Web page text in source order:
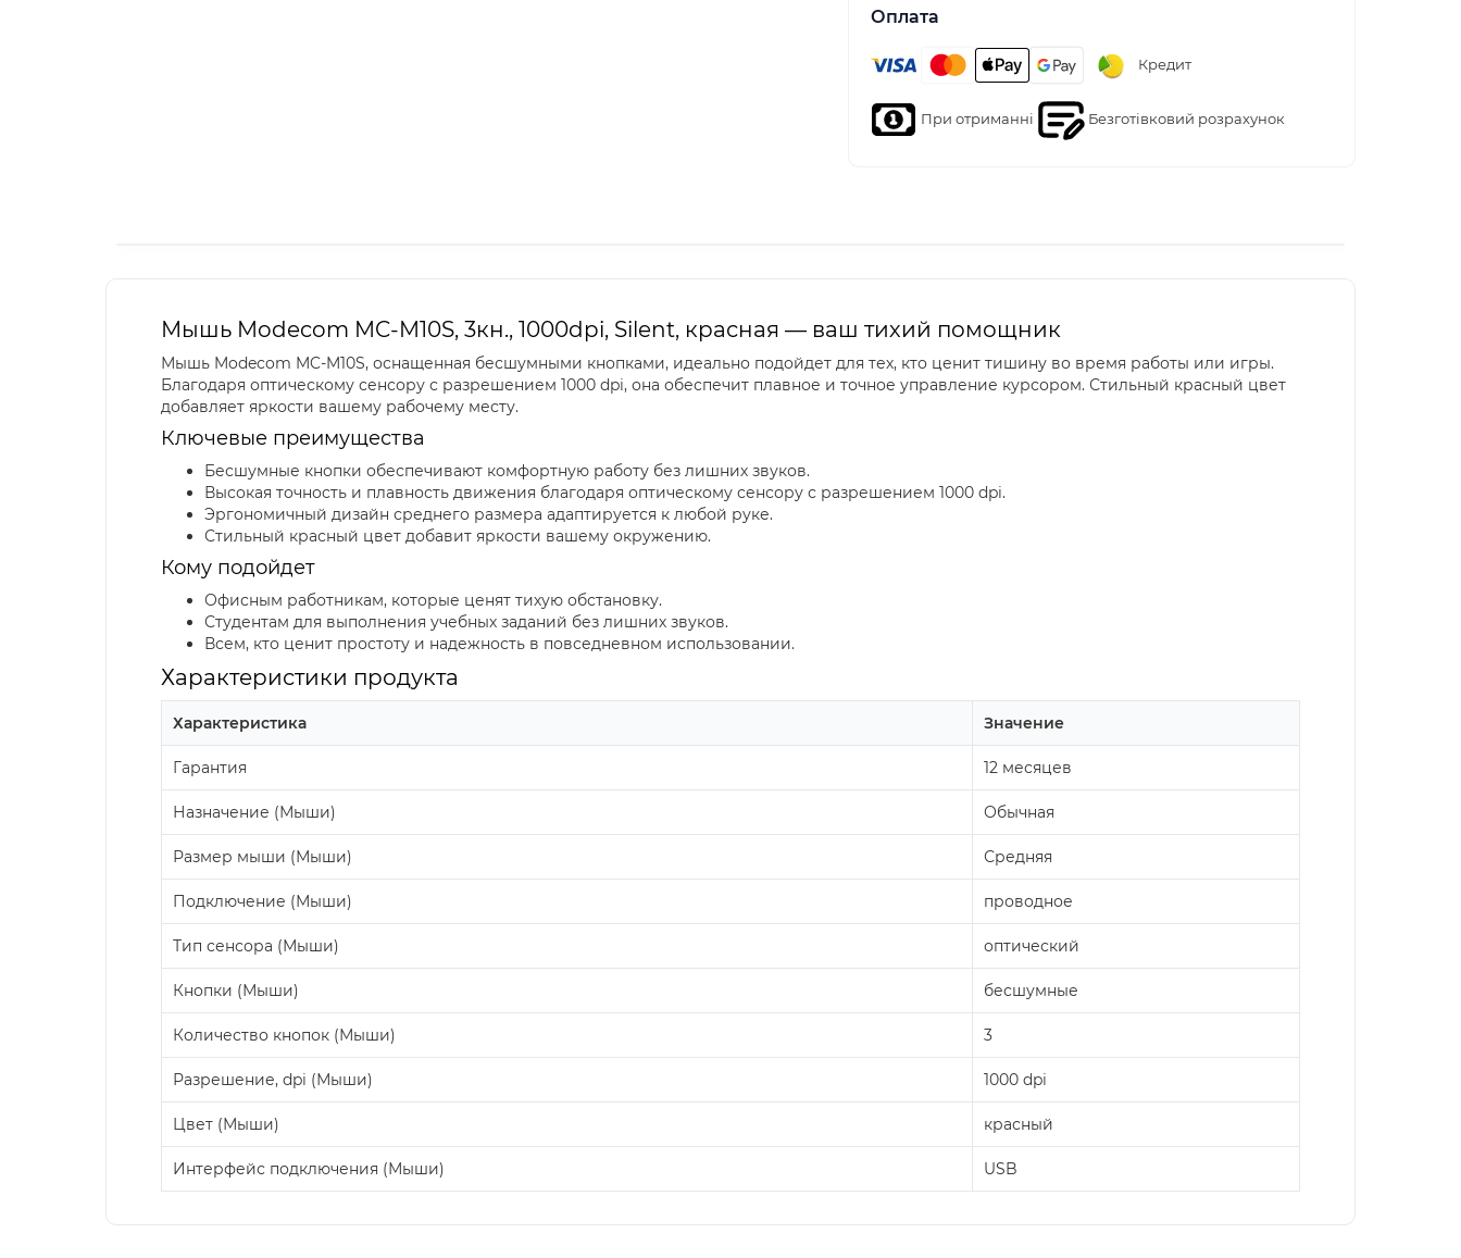
Оплата
Кредит
При отриманні Безготівковий розрахунок
Мышь Modecom MC-M10S, 3кн., 1000dpi, Silent, красная — ваш тихий помощник
Мышь Modecom MC-M10S, оснащенная бесшумными кнопками, идеально подойдет для тех, кто ценит тишину во время работы или игры.
Благодаря оптическому сенсору с разрешением 1000 dpi, она обеспечит плавное и точное управление курсором. Стильный красный цвет
добавляет яркости вашему рабочему месту.
Ключевые преимущества
Бесшумные кнопки обеспечивают комфортную работу без лишних звуков.
Высокая точность и плавность движения благодаря оптическому сенсору с разрешением 1000 dpi.
Эргономичный дизайн среднего размера адаптируется к любой руке.
Стильный красный цвет добавит яркости вашему окружению.
Кому подойдет
Офисным работникам, которые ценят тихую обстановку.
Студентам для выполнения учебных заданий без лишних звуков.
Всем, кто ценит простоту и надежность в повседневном использовании.
Характеристики продукта
Характеристика Значение
Гарантия 12 месяцев
Назначение (Мыши) Обычная
Размер мыши (Мыши) Средняя
Подключение (Мыши) проводное
Тип сенсора (Мыши) оптический
Кнопки (Мыши) бесшумные
Количество кнопок (Мыши) 3
Разрешение, dpi (Мыши) 1000 dpi
Цвет (Мыши) красный
Интерфейс подключения (Мыши) USB